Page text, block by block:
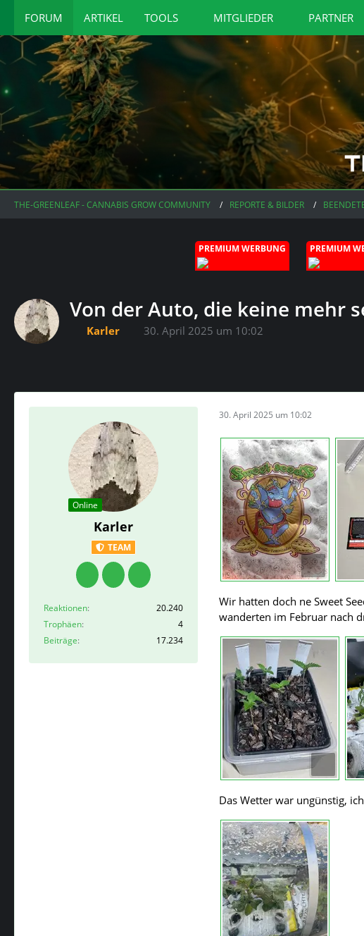
FORUM ARTIKEL TOOLS MITGLIEDER PARTNER
THE-GREENLEAF - CANNABIS GROW COMMUNITY REPORTE & BILDER
PREMIUM WERBUNG PREMIUM
Von der Auto, die keine mehr
Karler 30. April 2025 um 10:02
Online
Karler
TEAM
Reaktionen
20.240
Trophäen
4
Beiträge
17.234
30. April 2025 um 10:02
Wir hatten doch ne Sweet
wanderten im Februar nach
Das Wetter war ungünstig,